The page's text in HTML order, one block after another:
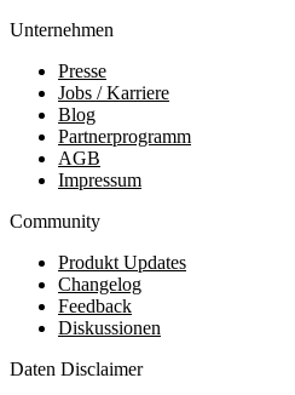
Unternehmen
Presse
Jobs / Karriere
Blog
Partnerprogramm
AGB
Impressum
Community
Produkt Updates
Changelog
Feedback
Diskussionen
Daten Disclaimer